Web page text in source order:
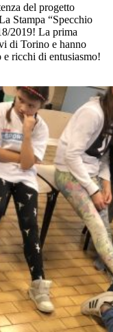
del progetto
Stampa “Specchio
2019! La prima
di Torino e hanno
ricchi di entusiasmo!